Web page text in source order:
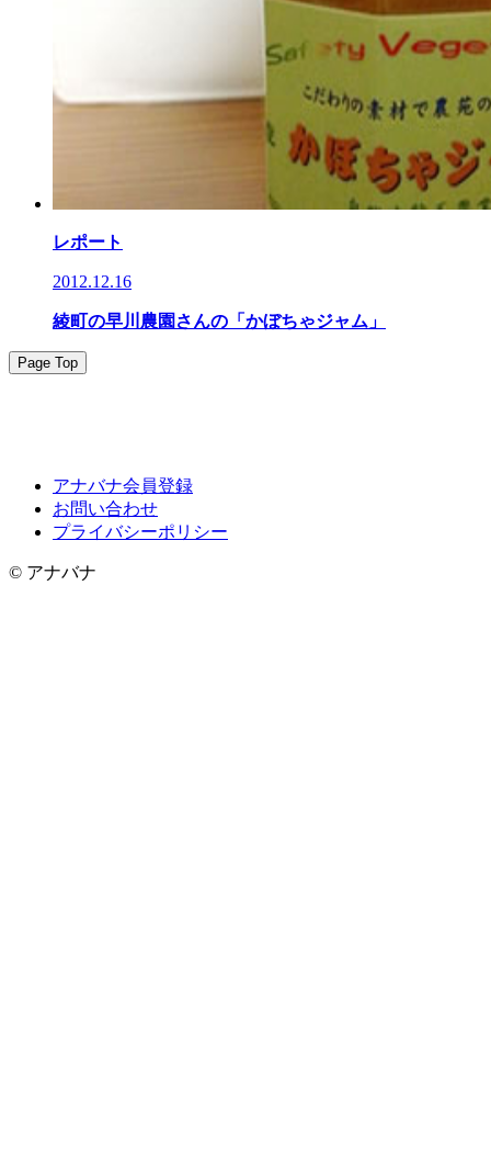
レポート
2012.12.16
綾町の早川農園さんの「かぼちゃジャム」
Page Top
アナバナ会員登録
お問い合わせ
プライバシーポリシー
© アナバナ